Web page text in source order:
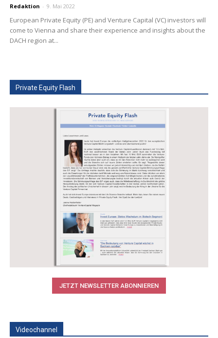
Redaktion - 9. Mai 2022
European Private Equity (PE) and Venture Capital (VC) investors will
come to Vienna and share their experience and insights about the
DACH region at...
Private Equity Flash
JETZT NEWSLETTER ABONNIEREN
Videochannel